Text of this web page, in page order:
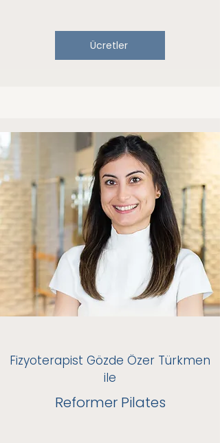
Ücretler
Fizyoterapist Gözde Özer Türkmen
ile
Reformer Pilates